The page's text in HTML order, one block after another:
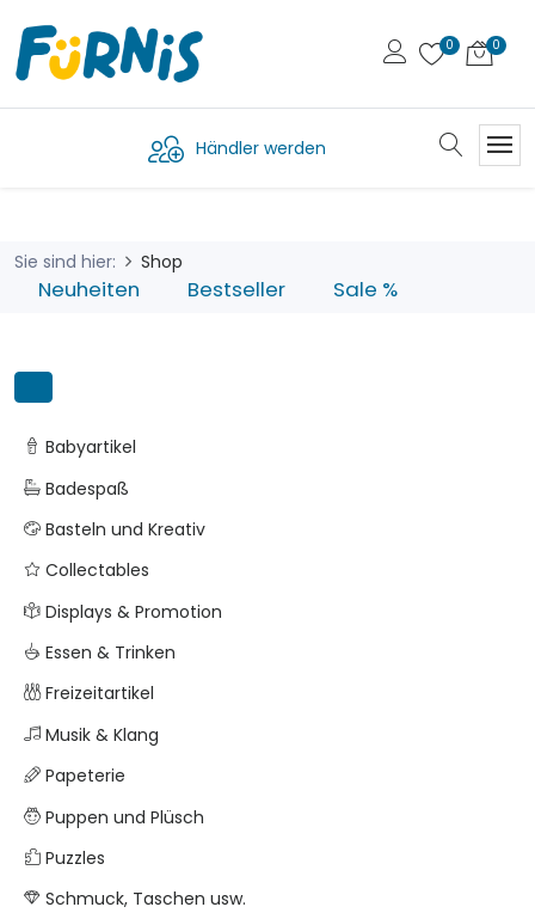
Händler werden
Sie sind hier: Shop
Neuheiten Bestseller Sale %
Babyartikel
Badespaß
Basteln und Kreativ
Collectables
Displays & Promotion
Essen & Trinken
Freizeitartikel
Musik & Klang
Papeterie
Puppen und Plüsch
Puzzles
Schmuck, Taschen usw.